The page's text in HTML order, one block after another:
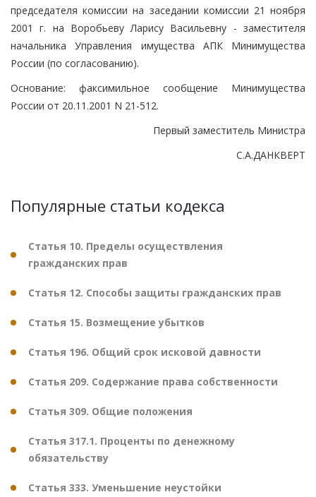
председателя комиссии на заседании комиссии 21 ноября
2001 г. на Воробьеву Ларису Васильевну - заместителя
начальника Управления имущества АПК Минимущества
России (по согласованию).
Основание: факсимильное сообщение Минимущества
России от 20.11.2001 N 21-512.
Первый заместитель Министра
С.А.ДАНКВЕРТ
Популярные статьи кодекса
Статья 10. Пределы осуществления
гражданских прав
Статья 12. Способы защиты гражданских прав
Статья 15. Возмещение убытков
Статья 196. Общий срок исковой давности
Статья 209. Содержание права собственности
Статья 309. Общие положения
Статья 317.1. Проценты по денежному
обязательству
Статья 333. Уменьшение неустойки